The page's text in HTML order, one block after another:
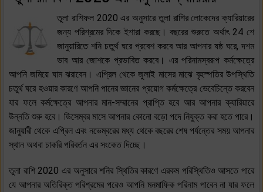
তুলা রাশিফল 2020 এর অনুসারে তুলা রাশির লোকেদের ক্যারিয়ারের
জন্য পরিশ্রমের দিকে ইশারা করছে। বছরের শুরুতে অর্থাৎ 24 শে
জানুয়ারিতে শনি চতুর্থ ঘরে প্রবেশ করবে আর আপনার ষষ্ঠ ঘরে, দশম
ভাব আর জোশকে প্রভাবিত করবে। এর পরিনামস্বরূপ কর্মক্ষেত্রে
আপনি জমিয়ে ঘাম ঝরাবেন। এপ্রিল থেকে জুলাই মাসের মাঝে বৃহস্পতির উপস্থিতি
চতুর্থ ঘরে হওয়ার কারণে আপনি পানের জ্ঞানের প্রয়োগ কর্মক্ষেত্রে ভেবেচিন্তে করবেন
যার ফলে কর্মক্ষেত্রে আপনার মান-সম্মানের প্রাপ্তি হবে আর আপনার ক্যারিয়ারে
উন্নতি শুরু হবে। ডিসেম্বর মাসে আপনার কোনো বড়ো পদে নিযুক্ত করা হতে পারে।
জানুয়ারী থেকে এপ্রিল এবং নভেম্বরের মধ্য থেকে বছরের শেষ পর্যন্তের সময় আপনার
স্থান অথবা চাকরি পরিবর্তন এর সংকেত দিচ্ছে।
তুলা রাশি 2020 এর অনুসারে শনির স্থিতির কারণে এরকম পরিস্থিতিও আসতে পারে
যে আপনার অতিরিক্ত পরিশ্রমের পরেও আপনি মনমাফিক পরিনাম পাবেন না যার ফলে